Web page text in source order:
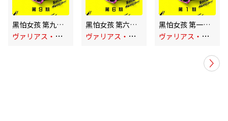
黑怕女孩 第九期 (Live)
ヴ
ァリアス・アーティスト
黑怕女孩 第六期 (Live)
ヴ
ァリアス・アーティスト
黑怕女孩 第一期(下) (Live)
ヴ
ァリアス・アーティスト